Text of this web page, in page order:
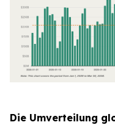
Die Umverteilung